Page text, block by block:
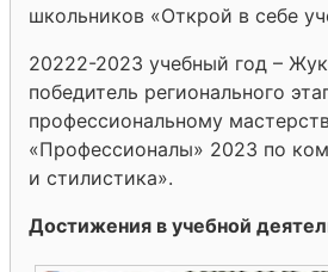
школьников «Открой в себе
20222-2023 учебный год –
победитель регионального
профессиональному
«Профессионалы» 2023 по
и стилистика».
Достижения в учебной